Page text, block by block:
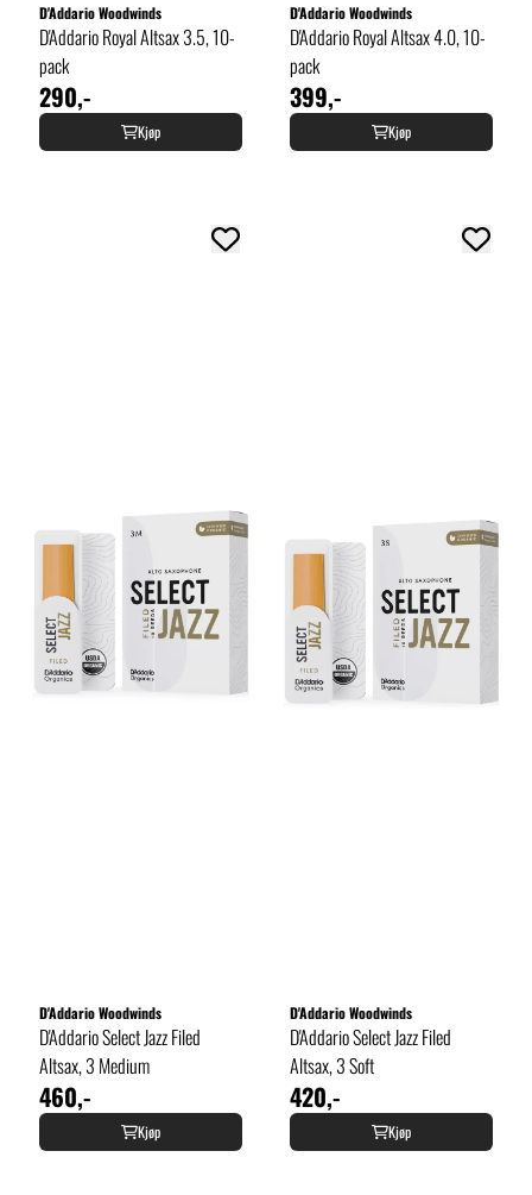
D'Addario Woodwinds
D'Addario Royal Altsax 3.5, 10-
pack
290,-
Kjøp
D'Addario Woodwinds
D'Addario Royal Altsax 4.0, 10-
pack
399,-
Kjøp
D'Addario Woodwinds
D'Addario Select Jazz Filed
Altsax, 3 Medium
460,-
Kjøp
D'Addario Woodwinds
D'Addario Select Jazz Filed
Altsax, 3 Soft
420,-
Kjøp